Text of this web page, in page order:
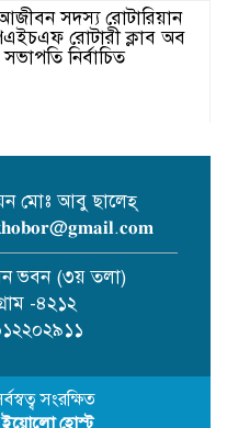
সদস্য রোটারিয়ান
রোটারী ক্লাব অব
নির্বাচিত
জাগবে জুলাই’
পুরস্কৃত হন জাসাস
সদস‌্য স‌চিব মামুনুর
অভিযানে তিন কোটি
মোটরসাইকেল
সদস্য আটক
মোঃ আবু ছালেহ্
ভবন (৩য় তলা)
-৪২১২
সংরক্ষিত